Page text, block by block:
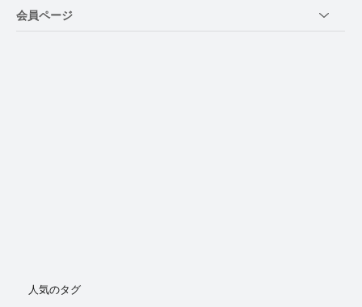
会員ページ
人気のタグ